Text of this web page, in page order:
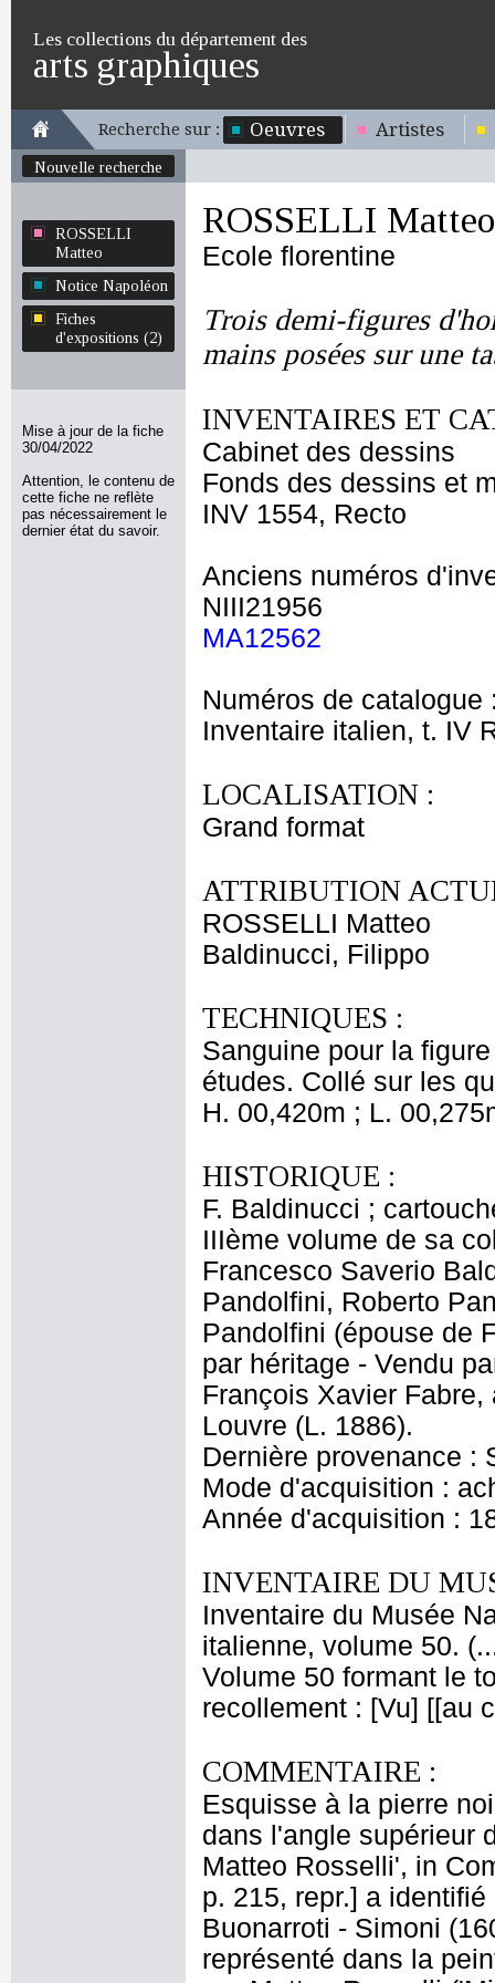
Les collections du département des
arts graphiques
Recherche sur : Oeuvres Artistes
Nouvelle recherche
ROSSELLI
Matteo
Notice Napoléon
Fiches
d'expositions (2)
Mise à jour de la fiche
30/04/2022
Attention, le contenu de
cette fiche ne reflète
pas nécessairement le
dernier état du savoir.
ROSSELLI Matteo
Ecole florentine
Trois demi-figures
mains posées sur une
INVENTAIRES ET
Cabinet des dessins
Fonds des dessins et
INV 1554, Recto
Anciens numéros
NIII21956
MA12562
Numéros de catalogue
Inventaire italien, t. IV
LOCALISATION :
Grand format
ATTRIBUTION
ROSSELLI Matteo
Baldinucci, Filippo
TECHNIQUES :
Sanguine pour la
études. Collé sur les
H. 00,420m ; L.
HISTORIQUE :
F. Baldinucci ;
IIIème volume de sa
Francesco Saverio
Pandolfini, Roberto
Pandolfini (épouse de
par héritage - Vendu
François Xavier
Louvre (L. 1886).
Dernière provenance :
Mode d'acquisition :
Année d'acquisition :
INVENTAIRE DU
Inventaire du Musée
italienne, volume 50.
Volume 50 formant le
recollement : [Vu] [[au
COMMENTAIRE :
Esquisse à la pierre
dans l'angle supérieur
Matteo Rosselli', in
p. 215, repr.] a
Buonarroti - Simoni
représenté dans la